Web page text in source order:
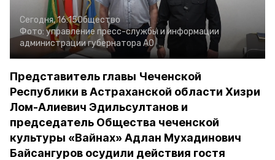
Сегодня, 16:15Общество
Фото: управление пресс-службы и информации
администрации губернатора АО
Представитель главы Чеченской
Республики в Астраханской области Хизри
Лом-Алиевич Эдильсултанов и
председатель Общества чеченской
культуры «Вайнах» Адлан Мухадинович
Байсангуров осудили действия гостя